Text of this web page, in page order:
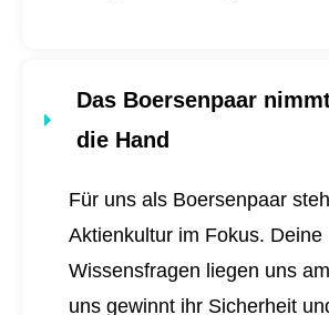
Das Boersenpaar
die Hand
Für uns als Boersenpaar
Aktienkultur im Fokus. Deine
Wissensfragen liegen uns
uns gewinnt ihr Sicherheit